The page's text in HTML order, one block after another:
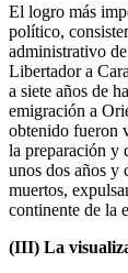
El logro más
político,
administrativo
Libertador a
a siete años de
emigración a
obtenido fueron
la preparación y
unos dos años y
muertos,
continente de la
(III) La